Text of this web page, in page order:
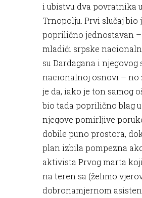
i ubistvu dva povratnika u
Trnopolju. Prvi slučaj bio
poprilično jednostavan
mladići srpske
su Dardagana i njegovog
nacionalnoj osnovi – no
je da, iako je ton samog
bio tada poprilično blag
njegove pomirljive
dobile puno prostora,
plan izbila pompezna
aktivista Prvog marta
na teren sa (želimo
dobronamjernom